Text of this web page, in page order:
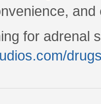
for adrenal